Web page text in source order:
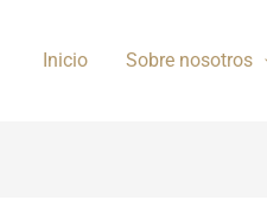
Inicio Sobre nosotros